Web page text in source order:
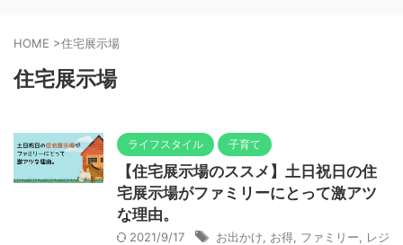
HOME >住宅展示場
住宅展示場
ライフスタイル 子育て
【住宅展示場のススメ】土日祝日の住
宅展示場がファミリーにとって激アツ
な理由。
2021/9/17 お出かけ お得 ファミリー
レジ